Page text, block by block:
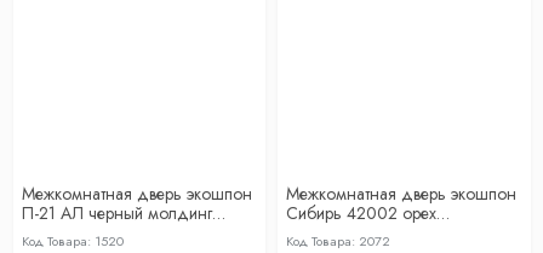
Межкомнатная дверь экошпон
П-21 AЛ черный молдинг
Эвкалипт тасманский
Код Товара: 1520
Межкомнатная дверь экошпон
Сибирь 42002 орех
натуральный глухая
Код Товара: 2072